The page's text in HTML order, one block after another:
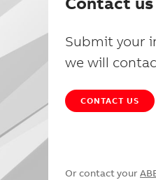
Submit your
we will
CONTACT US
Or contact your